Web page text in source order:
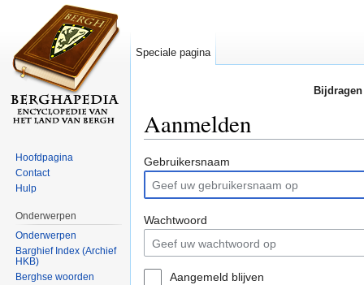
Aanmelden
Gebruikersnaam
Wachtwoord
Aangemeld blijven
Speciale pagina
Hoofdpagina
Contact
Hulp
Onderwerpen
Onderwerpen
Barghief Index (Archief
HKB)
Berghse woorden